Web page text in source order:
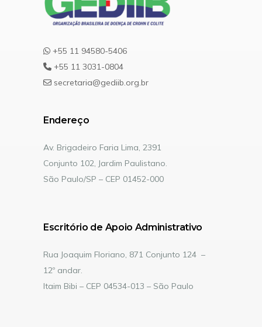
+55 11 94580-5406
+55 11 3031-0804
secretaria@gediib.org.br
Endereço
Av. Brigadeiro Faria Lima, 2391
Conjunto 102, Jardim Paulistano.
São Paulo/SP – CEP 01452-000
Escritório de Apoio Administrativo
Rua Joaquim Floriano, 871 Conjunto 124 –
12º andar.
Itaim Bibi – CEP 04534-013 – São Paulo